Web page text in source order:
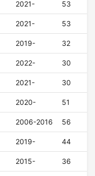
2021- 53
2021- 53
2019- 32
2022- 30
2021- 30
2020- 51
2006-2016 56
2019- 44
2015- 36